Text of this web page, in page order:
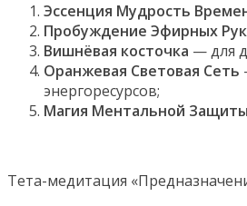
Эссенция Мудрость
Пробуждение Эфирных
Вишнёвая косточка — для
Оранжевая Световая Сеть
энергоресурсов;
Магия Ментальной Защиты
Тета-медитация